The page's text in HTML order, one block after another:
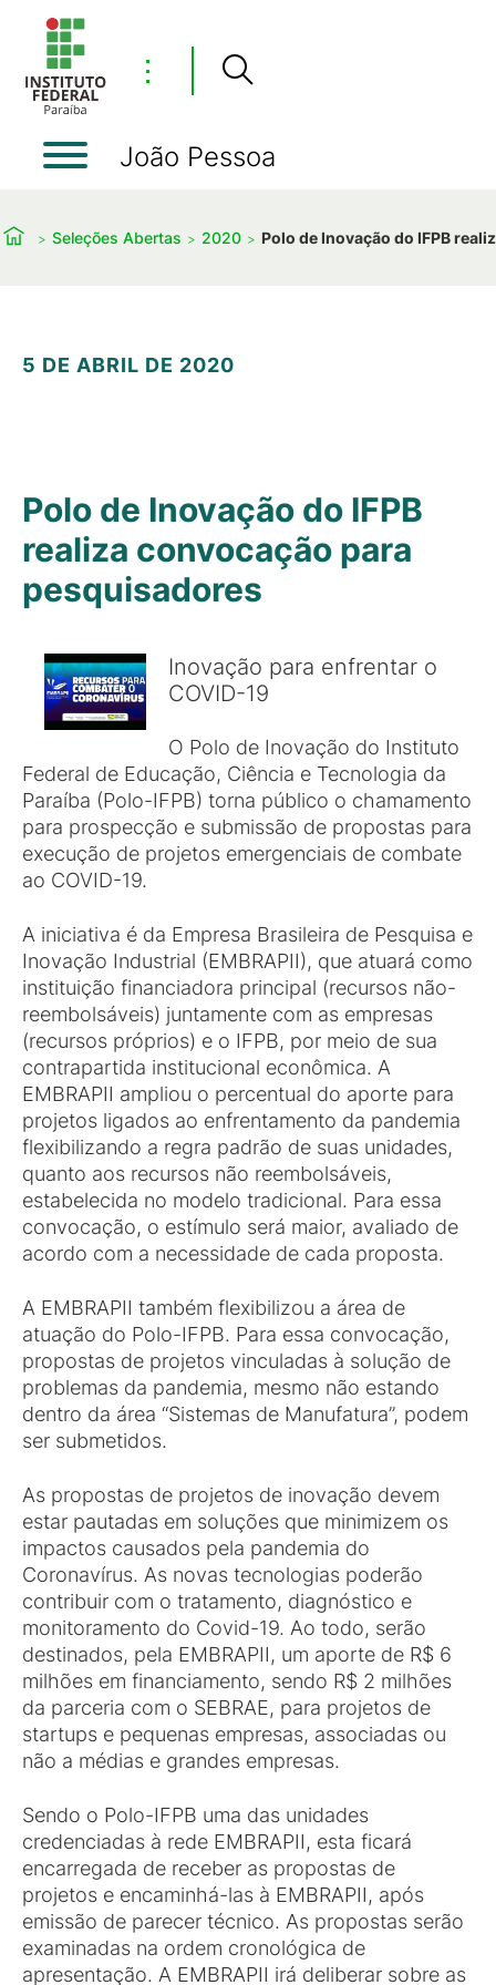
⋮
João Pessoa
Seleções Abertas 2020 Polo de Inovação do IFPB
5 DE ABRIL DE 2020
Polo de Inovação do IFPB
realiza convocação para
pesquisadores
Inovação para enfrentar o
COVID-19
O Polo de Inovação do Instituto
Federal de Educação, Ciência e Tecnologia da
Paraíba (Polo-IFPB) torna público o chamamento
para prospecção e submissão de propostas para
execução de projetos emergenciais de combate
ao COVID-19.
A iniciativa é da Empresa Brasileira de Pesquisa e
Inovação Industrial (EMBRAPII), que atuará como
instituição financiadora principal (recursos não-
reembolsáveis) juntamente com as empresas
(recursos próprios) e o IFPB, por meio de sua
contrapartida institucional econômica. A
EMBRAPII ampliou o percentual do aporte para
projetos ligados ao enfrentamento da pandemia
flexibilizando a regra padrão de suas unidades,
quanto aos recursos não reembolsáveis,
estabelecida no modelo tradicional. Para essa
convocação, o estímulo será maior, avaliado de
acordo com a necessidade de cada proposta.
A EMBRAPII também flexibilizou a área de
atuação do Polo-IFPB. Para essa convocação,
propostas de projetos vinculadas à solução de
problemas da pandemia, mesmo não estando
dentro da área “Sistemas de Manufatura”, podem
ser submetidos.
As propostas de projetos de inovação devem
estar pautadas em soluções que minimizem os
impactos causados pela pandemia do
Coronavírus. As novas tecnologias poderão
contribuir com o tratamento, diagnóstico e
monitoramento do Covid-19. Ao todo, serão
destinados, pela EMBRAPII, um aporte de R$ 6
milhões em financiamento, sendo R$ 2 milhões
da parceria com o SEBRAE, para projetos de
startups e pequenas empresas, associadas ou
não a médias e grandes empresas.
Sendo o Polo-IFPB uma das unidades
credenciadas à rede EMBRAPII, esta ficará
encarregada de receber as propostas de
projetos e encaminhá-las à EMBRAPII, após
emissão de parecer técnico. As propostas serão
examinadas na ordem cronológica de
apresentação. A EMBRAPII irá deliberar sobre as